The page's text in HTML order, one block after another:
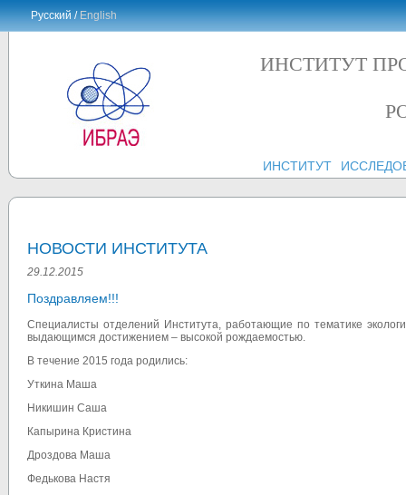
Русский /English
ИНСТИТУТ
ИНСТИТУТ
НОВОСТИ ИНСТИТУТА
29.12.2015
Поздравляем!!!
Специалисты отделений Института, работающие по тематике
выдающимся достижением – высокой рождаемостью.
В течение 2015 года родились:
Уткина Маша
Никишин Саша
Капырина Кристина
Дроздова Маша
Федькова Настя